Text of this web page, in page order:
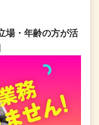
場・年齢の方が活